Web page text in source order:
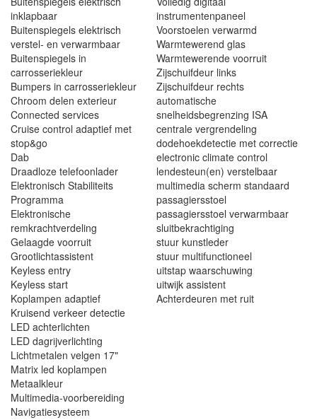
inklapbaar
Buitenspiegels elektrisch
verstel- en verwarmbaar
Buitenspiegels in
carrosseriekleur
Bumpers in carrosseriekleur
Chroom delen exterieur
Connected services
Cruise control adaptief met
stop&go
Dab
Draadloze telefoonlader
Elektronisch Stabiliteits
Programma
Elektronische
remkrachtverdeling
Gelaagde voorruit
Grootlichtassistent
Keyless entry
Keyless start
Koplampen adaptief
Kruisend verkeer detectie
LED achterlichten
LED dagrijverlichting
Lichtmetalen velgen 17"
Matrix led koplampen
Metaalkleur
Multimedia-voorbereiding
Navigatiesysteem
instrumentenpaneel
Voorstoelen verwarmd
Warmtewerend glas
Warmtewerende voorruit
Zijschuifdeur links
Zijschuifdeur rechts
automatische
snelheidsbegrenzing ISA
centrale vergrendeling
dodehoekdetectie met correctie
electronic climate control
lendesteun(en) verstelbaar
multimedia scherm standaard
passagiersstoel
passagiersstoel verwarmbaar
sluitbekrachtiging
stuur kunstleder
stuur multifunctioneel
uitstap waarschuwing
uitwijk assistent
Achterdeuren met ruit